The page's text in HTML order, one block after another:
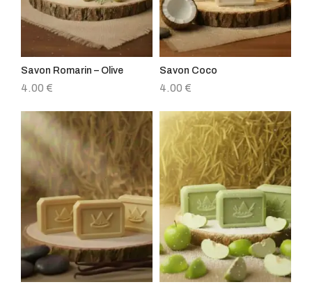
Savon Romarin – Olive
4.00 €
Savon Coco
4.00 €